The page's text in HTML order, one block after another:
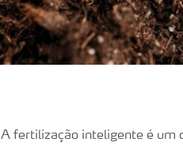
A fertilização inteligente é um